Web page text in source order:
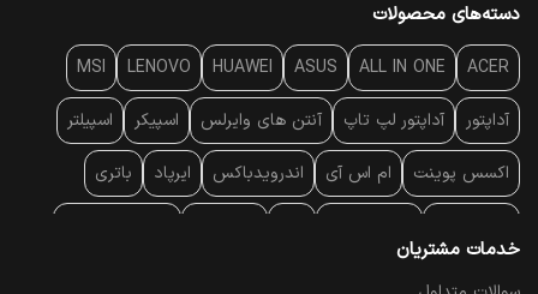
دسته‌های محصولات
ACER
ALL IN ONE
ASUS
HUAWEI
LENOVO
MSI
آداپتور آداپتور لپ تاپ آنتن‌ های وایرلس اسپیکر اسپیلتر
اکسس پوینت ام اس آی اندرویدباکس ایرپاد باتری
پایه سقفی
خدمات مشتریان